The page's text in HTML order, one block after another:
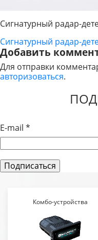
Сигнатурный радар-
НАВИГАЦИЯ
ПО
ЗАПИСЯМ
Сигнатурный радар-
Добавить
Для отправки
авторизоваться.
E-mail *
Комбо-устройства